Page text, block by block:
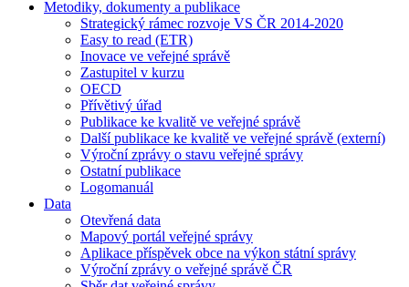
Metodiky, dokumenty a publikace
Strategický rámec rozvoje VS ČR 2014-2020
Easy to read (ETR)
Inovace ve veřejné správě
Zastupitel v kurzu
OECD
Přívětivý úřad
Publikace ke kvalitě ve veřejné správě
Další publikace ke kvalitě ve veřejné správě (externí)
Výroční zprávy o stavu veřejné správy
Ostatní publikace
Logomanuál
Data
Otevřená data
Mapový portál veřejné správy
Aplikace příspěvek obce na výkon státní správy
Výroční zprávy o veřejné správě ČR